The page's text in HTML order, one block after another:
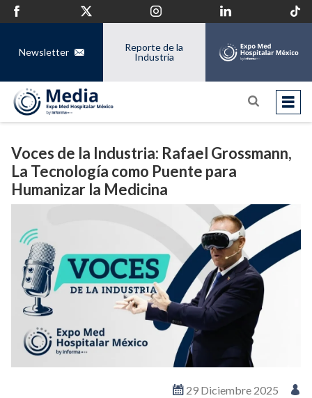
Newsletter
Reporte de la
Industria
Voces de la Industria: Rafael Grossmann,
La Tecnología como Puente para
Humanizar la Medicina
29 Diciembre 2025